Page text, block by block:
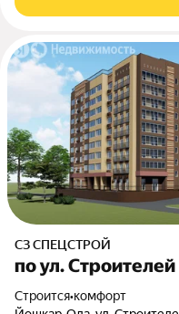
СЗ СПЕЦСТРОЙ
по ул. Строителей
Строится•комфорт